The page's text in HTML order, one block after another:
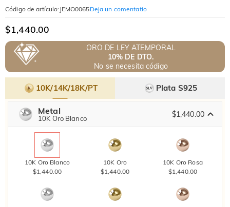
Código de artículo: JEMO0065Deja un comentatio
$1,440.00
ORO DE LEY ATEMPORAL
10% DE DTO.
No se necesita código
10K/14K/18K/PT Plata S925
Metal
10K Oro Blanco $1,440.00
10K Oro Blanco
$1,440.00
10K Oro
$1,440.00
10K Oro Rosa
$1,440.00